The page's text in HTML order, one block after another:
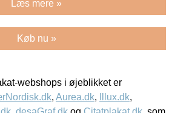
Læs mere »
Køb nu »
webshops i øjeblikket er
, Aurea.dk, Illux.dk,